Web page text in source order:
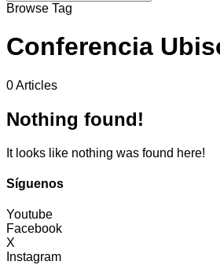
Browse Tag
Conferencia
0 Articles
Nothing found!
It looks like nothing was found here!
Síguenos
Youtube
Facebook
X
Instagram